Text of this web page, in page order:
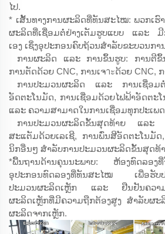
ໄປ.
* ເສັ້ນທາງການຜະລິດທີ່ທັນສະໄໝ: ພວກເຮົ
ຜະລິດທີ່ເຊື່ອມຕໍ່ຢ່າງເຕັມຮູບແບບ ແລະ ມີ
ເອງ ເຊິ່ງອຸປະກອນຄົບຖ້ວນສຳລັບຂະບວນກ
ການຜະລິດ ແລະ ການຂຶ້ນຮູບ: ການຕີຂຶ້
ການຕັດດ້ວຍ CNC, ການເຈาะດ້ວຍ CNC,
ການປະມວນຜະລິດ ແລະ ການເຊື່ອມ
ອັດຕະໂນມັດ, ການເຊື່ອມດ້ວຍໄຟຟ້າອັດຕະໂ
ແລະ ຄວາມສາມາດໃນການເຊື່ອມທຸກປະເພ
ການປະມວນຜະລິດຂັ້ນສຸດທ້າຍ ແລ
ສະແຕັມດ້ວຍເລເຊີ, ການພົ່ນສີອັດຕະໂນມັດ
ນິກອື່ນໆ ສຳລັບການປະມວນຜະລິດຂັ້ນສຸດທ້
*ພື້ນຖານດ້ານຄຸນນະພາບ: ຫ້ອງທົດລອງ
ອຸປະກອນທົດລອງທີ່ທັນສະໄໝ ເພື່ອຮັບປ
ປະມວນຜະລິດເຫຼັກ ແລະ ຢືນຢັນຄວາມ
ຜະລິດເຫຼັກທີ່ມີຄວາມຖືກຕ້ອງສູງ ສຳລັບຜ
ຜະລິດຈາກເຫຼັກ.